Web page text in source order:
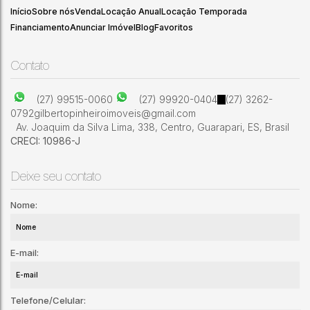
InícioSobre nósVendaLocação AnualLocação Temporada
FinanciamentoAnunciar ImóvelBlogFavoritos
Contato
(27) 99515-0060 (27) 99920-0404
(27) 3262-
0792gilbertopinheiroimoveis@gmail.com
Av. Joaquim da Silva Lima, 338, Centro, Guarapari, ES, Brasil
CRECI: 10986-J
Deixe seu contato
Nome:
E-mail:
Telefone/Celular: